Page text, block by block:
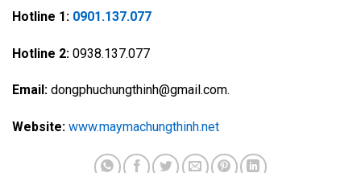
Hotline 1: 0901.137.077
Hotline 2: 0938.137.077
Email: dongphuchungthinh@gmail.com.
Website: www.maymachungthinh.net